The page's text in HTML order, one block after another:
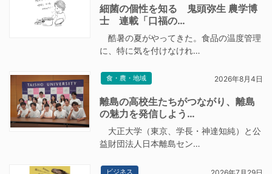
細菌の個性を知る 鬼頭弥生 農学博
士 連載「口福の…
酷暑の夏がやってきた。食品の温度管理
に、特に気を付けなけれ…
食・農・地域 2026年8月4日
離島の高校生たちがつながり、離島
の魅力を発信しよう…
大正大学（東京、学長・神達知純）と公
益財団法人日本離島セン…
ビジネス